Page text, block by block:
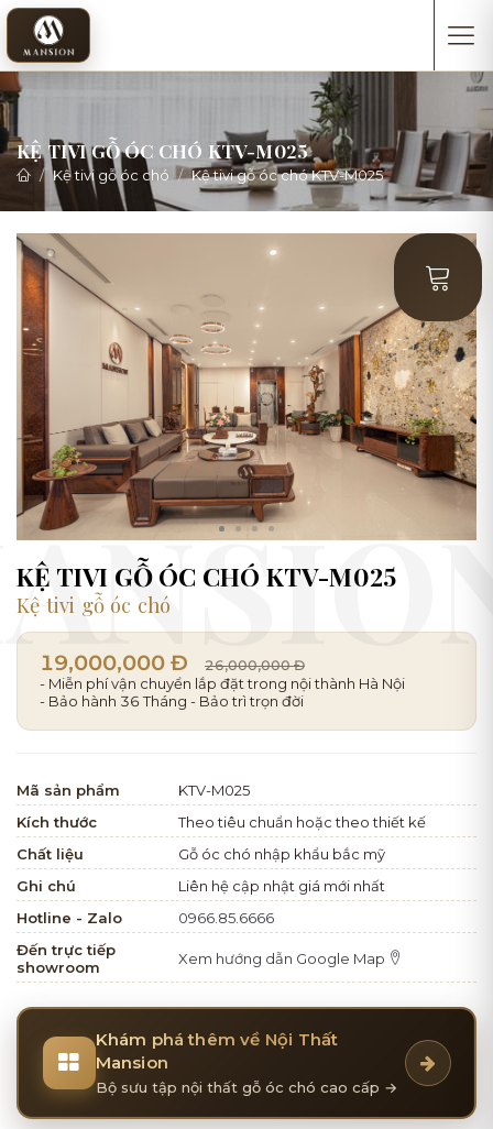
KỆ TIVI GỖ ÓC CHÓ KTV-M025
Kệ tivi gỗ óc chó Kệ tivi gỗ óc chó KTV-M025
KỆ TIVI GỖ ÓC CHÓ KTV-M025
Kệ tivi gỗ óc chó
19,000,000 Đ 26,000,000 Đ
- Miễn phí vận chuyển lắp đặt trong nội thành Hà Nội
- Bảo hành 36 Tháng - Bảo trì trọn đời
Mã sản phẩm
KTV-M025
Kích thước
Theo tiêu chuẩn hoặc theo thiết kế
Chất liệu
Gỗ óc chó nhập khẩu bắc mỹ
Ghi chú
Liên hệ cập nhật giá mới nhất
Hotline - Zalo
0966.85.6666
Đến trực tiếp
showroom
Xem hướng dẫn Google Map
Khám phá thêm về Nội Thất
Mansion
Bộ sưu tập nội thất gỗ óc chó cao cấp →